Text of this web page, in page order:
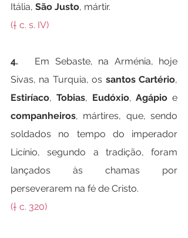
Itália, São Justo, mártir.
(† c. s. IV)
4. Em Sebaste, na Arménia, hoje
Sivas, na Turquia, os santos Cartério
Estiríaco, Tobias, Eudóxio, Agápio
companheiros, mártires, que, sendo
soldados no tempo do imperador
Licínio, segundo a tradição, foram
lançados às chamas por
perseverarem na fé de Cristo.
(† c. 320)